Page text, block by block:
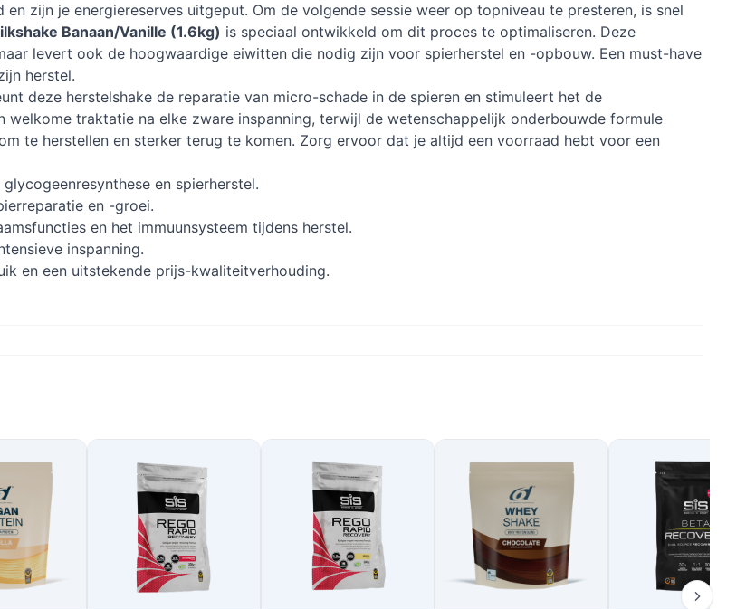
zijn je energiereserves uitgeput. Om de volgende sessie weer op topniveau te presteren, is snel
Banaan/Vanille (1.6kg) is speciaal ontwikkeld om dit proces te optimaliseren. Deze
levert ook de hoogwaardige eiwitten die nodig zijn voor spierherstel en -opbouw. Een must-have
herstel.
deze herstelshake de reparatie van micro-schade in de spieren en stimuleert het de
welkome traktatie na elke zware inspanning, terwijl de wetenschappelijk onderbouwde formule
te herstellen en sterker terug te komen. Zorg ervoor dat je altijd een voorraad hebt voor een
en spierherstel.
en -groei.
en het immuunsysteem tijdens herstel.
inspanning.
en een uitstekende prijs-kwaliteitverhouding.